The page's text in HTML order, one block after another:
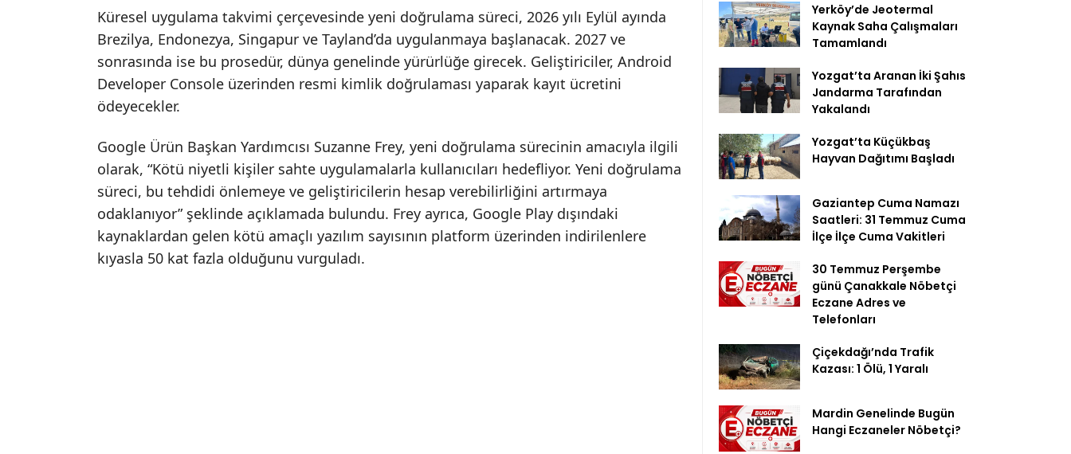
Küresel uygulama takvimi çerçevesinde yeni doğrulama süreci, 2026 yılı Eylül ayında
Brezilya, Endonezya, Singapur ve Tayland’da uygulanmaya başlanacak. 2027 ve
sonrasında ise bu prosedür, dünya genelinde yürürlüğe girecek. Geliştiriciler, Android
Developer Console üzerinden resmi kimlik doğrulaması yaparak kayıt ücretini
ödeyecekler.
Google Ürün Başkan Yardımcısı Suzanne Frey, yeni doğrulama sürecinin amacıyla ilgili
olarak, “Kötü niyetli kişiler sahte uygulamalarla kullanıcıları hedefliyor. Yeni doğrulama
süreci, bu tehdidi önlemeye ve geliştiricilerin hesap verebilirliğini artırmaya
odaklanıyor” şeklinde açıklamada bulundu. Frey ayrıca, Google Play dışındaki
kaynaklardan gelen kötü amaçlı yazılım sayısının platform üzerinden indirilenlere
kıyasla 50 kat fazla olduğunu vurguladı.
Yerköy’de Jeotermal
Kaynak Saha Çalışmaları
Tamamlandı
Yozgat’ta Aranan İki Şahıs
Jandarma Tarafından
Yakalandı
Yozgat’ta Küçükbaş
Hayvan Dağıtımı Başladı
Gaziantep Cuma Namazı
Saatleri: 31 Temmuz Cuma
İlçe İlçe Cuma Vakitleri
30 Temmuz Perşembe
günü Çanakkale Nöbetçi
Eczane Adres ve
Telefonları
Çiçekdağı’nda Trafik
Kazası: 1 Ölü, 1 Yaralı
Mardin Genelinde Bugün
Hangi Eczaneler Nöbetçi?